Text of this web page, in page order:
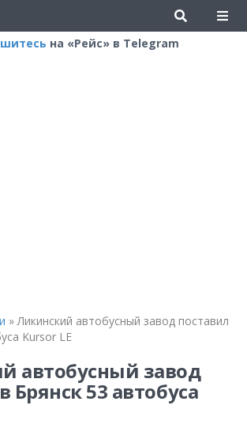
на «Рейс» в Telegram
»Ликинский автобусный завод поставил
Kursor LE
автобусный завод
Брянск 53 автобуса